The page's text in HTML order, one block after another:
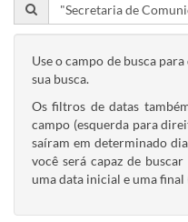
Use o campo de busca
sua busca.
Os filtros de datas
campo (esquerda para
saíram em determinado
você será capaz de
uma data inicial e uma